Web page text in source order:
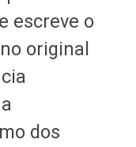
escreve o
original
dos